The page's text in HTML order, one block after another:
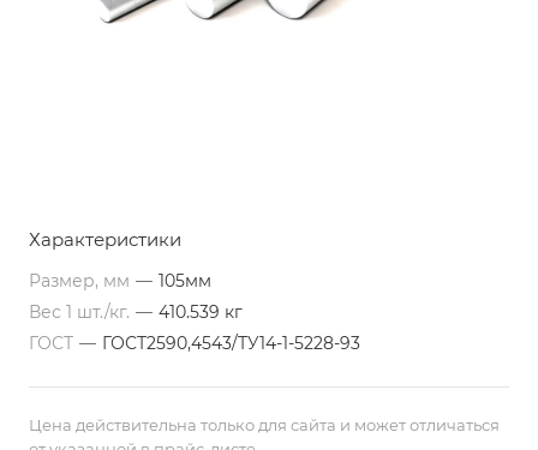
Характеристики
Размер, мм — 105мм
Вес 1 шт./кг. — 410.539 кг
ГОСТ — ГОСТ2590,4543/ТУ14-1-5228-93
Цена действительна только для сайта и может отличаться